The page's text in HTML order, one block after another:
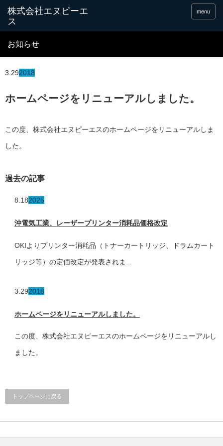
menu
お知らせ
3.292018
ホームページをリニューアルしました。
この度、株式会社エヌピーエスのホームページをリニューアルしま
した。
過去の記事
8.182025
沖電気工業、レーザープリンター消耗品価格改定
OKIよりプリンター消耗品（トナーカートリッジ、ドラムカート
リッジ等）の定価改定が発表されま...
3.292018
ホームページをリニューアルしました。
この度、株式会社エヌピーエスのホームページをリニューアルし
ました。
トップページに戻る